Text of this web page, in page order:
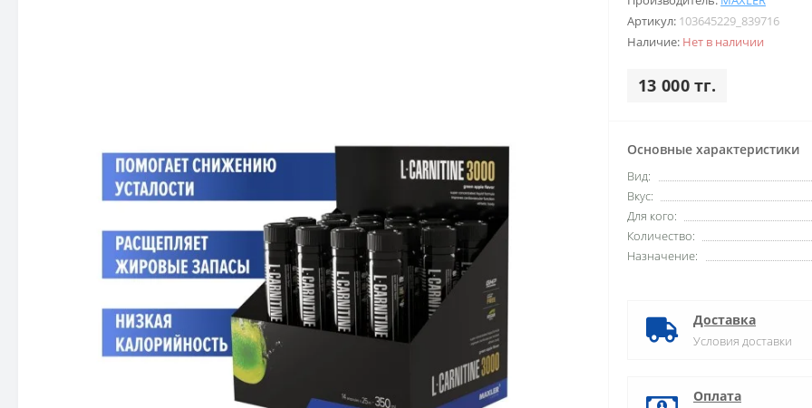
Артикул: 103645229_839716
Наличие: Нет в наличии
13 000 тг.
Основные характеристики
Вид:
Вкус:
Для кого:
Количество:
Назначение:
Доставка
Условия доставки
Оплата